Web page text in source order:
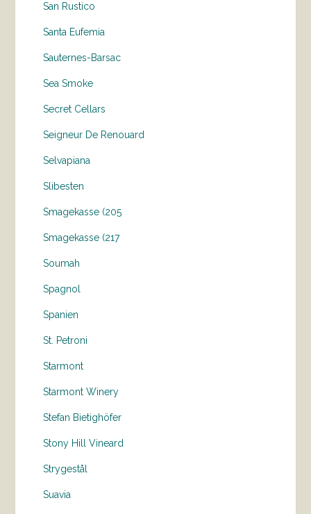
San Rustico
Santa Eufemia
Sauternes-Barsac
Sea Smoke
Secret Cellars
Seigneur De Renouard
Selvapiana
Slibesten
Smagekasse (205
Smagekasse (217
Soumah
Spagnol
Spanien
St. Petroni
Starmont
Starmont Winery
Stefan Bietighöfer
Stony Hill Vineard
Strygestål
Suavia